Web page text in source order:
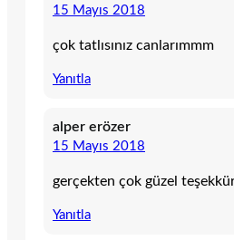
15 Mayıs 2018
çok tatlısınız canlarımmm
Yanıtla
alper erözer
15 Mayıs 2018
gerçekten çok güzel
Yanıtla